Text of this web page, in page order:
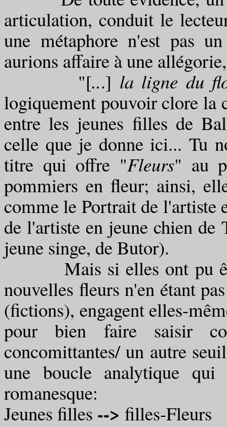
articulation, conduit le
une métaphore n'est pas
aurions affaire à une
"[...] la ligne du
logiquement pouvoir clore la
entre les jeunes filles de
celle que je donne ici... Tu
titre qui offre "Fleurs" au
pommiers en fleur; ainsi,
comme le Portrait de l'artiste
de l'artiste en jeune chien
jeune singe, de Butor).
Mais si elles ont pu être
nouvelles fleurs n'en étant
(fictions), engagent elles-
pour bien faire saisir
concomittantes/ un autre
une boucle analytique
romanesque:
Jeunes filles --> filles-Fleurs